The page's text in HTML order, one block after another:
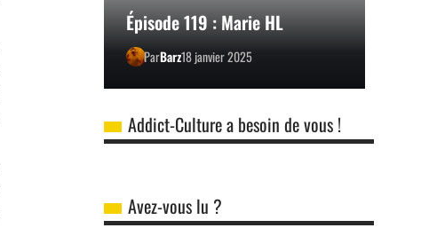
Épisode 119 : Marie HL
ParBarz18 janvier 2025
Addict-Culture a besoin de vous !
Avez-vous lu ?